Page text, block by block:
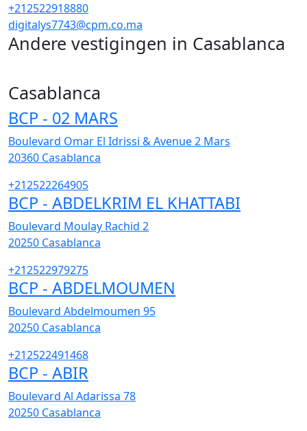
+212522918880
digitalys7743@cpm.co.ma
Andere vestigingen in Casablanca
Casablanca
BCP - 02 MARS
Boulevard Omar El Idrissi & Avenue 2 Mars
20360 Casablanca
+212522264905
BCP - ABDELKRIM EL KHATTABI
Boulevard Moulay Rachid 2
20250 Casablanca
+212522979275
BCP - ABDELMOUMEN
Boulevard Abdelmoumen 95
20250 Casablanca
+212522491468
BCP - ABIR
Boulevard Al Adarissa 78
20250 Casablanca